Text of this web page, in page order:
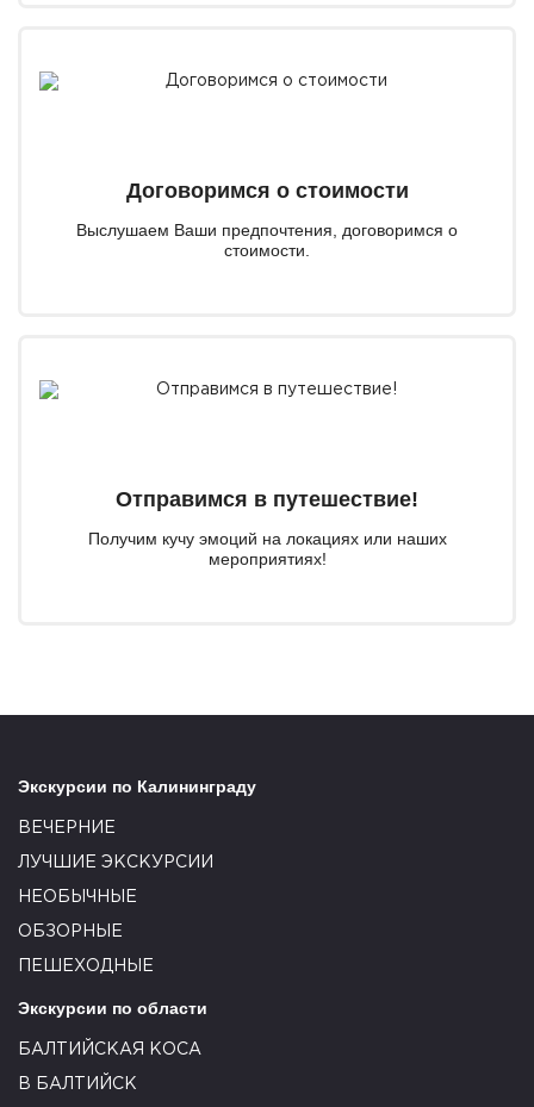
Договоримся о стоимости
Выслушаем Ваши предпочтения, договоримся о
стоимости.
Отправимся в путешествие!
Получим кучу эмоций на локациях или наших
мероприятиях!
Экскурсии по Калининграду
ВЕЧЕРНИЕ
ЛУЧШИЕ ЭКСКУРСИИ
НЕОБЫЧНЫЕ
ОБЗОРНЫЕ
ПЕШЕХОДНЫЕ
Экскурсии по области
БАЛТИЙСКАЯ КОСА
В БАЛТИЙСК